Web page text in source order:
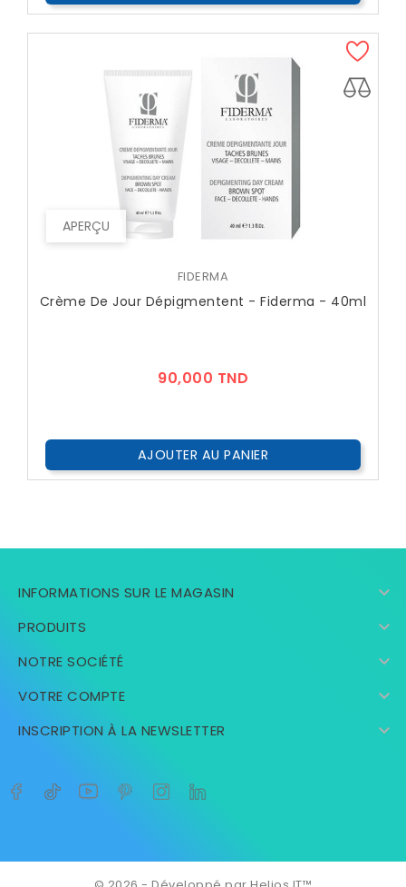
APERÇU
FIDERMA
Crème De Jour Dépigmentent - Fiderma - 40ml
90,000 TND
AJOUTER AU PANIER
INFORMATIONS SUR LE MAGASIN 
PRODUITS 
NOTRE SOCIÉTÉ 
VOTRE COMPTE 
INSCRIPTION À LA NEWSLETTER 